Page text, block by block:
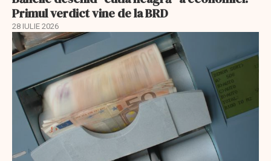
Primul verdict vine de la BRD
28 IULIE 2026